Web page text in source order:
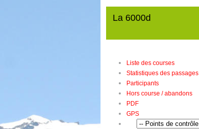
La 6000d
Liste des courses
Statistiques des passages
Participants
Hors course / abandons
PDF
GPS